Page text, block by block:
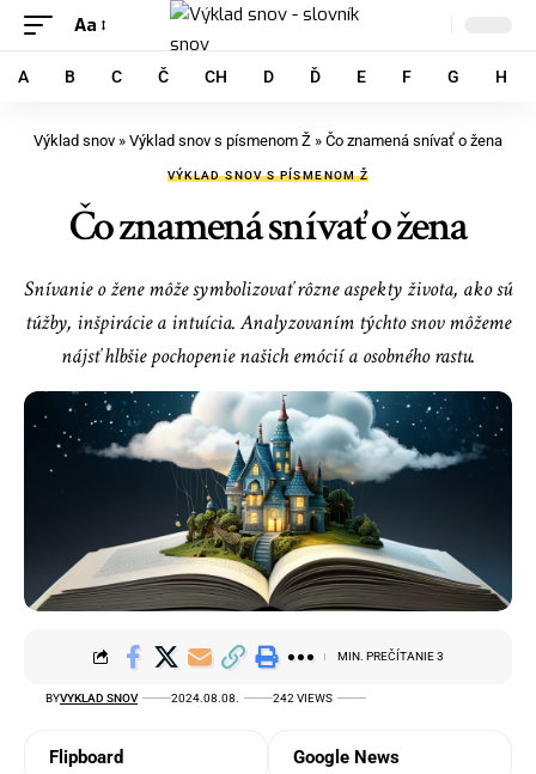
Aa
A B C Č CH D Ď E F G H
Výklad snov » Výklad snov s písmenom Ž » Čo znamená snívať o žena
VÝKLAD SNOV S PÍSMENOM Ž
Čo znamená snívať o žena
Snívanie o žene môže symbolizovať rôzne aspekty života, ako sú
túžby, inšpirácie a intuícia. Analyzovaním týchto snov môžeme
nájsť hlbšie pochopenie našich emócií a osobného rastu.
BYVYKLAD SNOV 2024.08.08. 242 VIEWS
MIN. PREČÍTANIE 3
Flipboard Google News